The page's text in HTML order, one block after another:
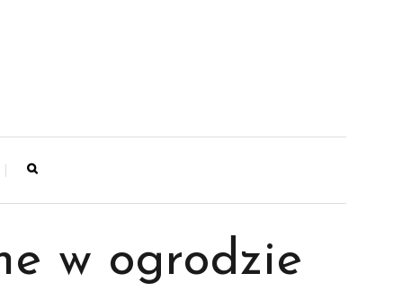
w ogrodzie